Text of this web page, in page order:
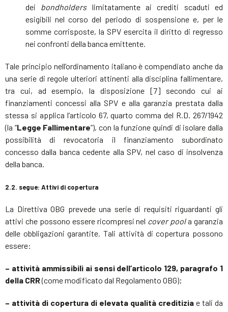
dei bondholderslimitatamente ai crediti scaduti ed
esigibili nel corso del periodo di sospensione e, per le
somme corrisposte, la SPV esercita il diritto di regresso
nei confronti della banca emittente.
Tale principio nell’ordinamento italiano è compendiato anche da
una serie di regole ulteriori attinenti alla disciplina fallimentare,
tra cui, ad esempio, la disposizione [7] secondo cui ai
finanziamenti concessi alla SPV e alla garanzia prestata dalla
stessa si applica l’articolo 67, quarto comma del R.D. 267/1942
(la “Legge Fallimentare”), con la funzione quindi di isolare dalla
possibilità di revocatoria il finanziamento subordinato
concesso dalla banca cedente alla SPV, nel caso di insolvenza
della banca.
2.2. segue: Attivi di copertura
La Direttiva OBG prevede una serie di requisiti riguardanti gli
attivi che possono essere ricompresi nel cover poola garanzia
delle obbligazioni garantite. Tali attività di copertura possono
essere:
– attività ammissibili ai sensi dell’articolo 129, paragrafo 1
della CRR(come modificato dal Regolamento OBG);
– attività di copertura di elevata qualità creditizia e tali da